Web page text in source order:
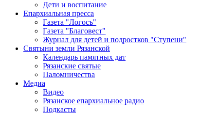
Дети и воспитание
Епархиальная пресса
Газета "Логосъ"
Газета "Благовест"
Журнал для детей и подростков "Ступени"
Святыни земли Рязанской
Календарь памятных дат
Рязанские святые
Паломничества
Медиа
Видео
Рязанское епархиальное радио
Подкасты